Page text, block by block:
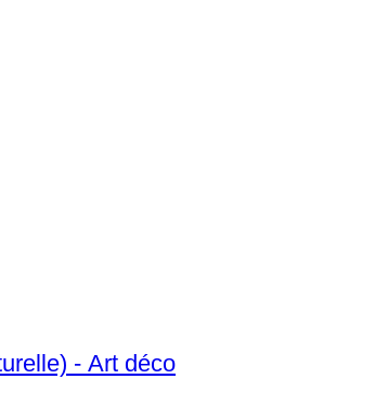
Bague - 18 carats Or blanc, Or rose Diamant (Naturelle) - Art déco